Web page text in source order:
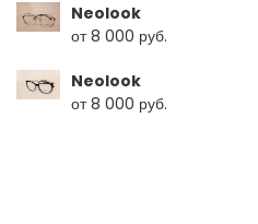
Neolook
от 8 000 руб.
Neolook
от 8 000 руб.